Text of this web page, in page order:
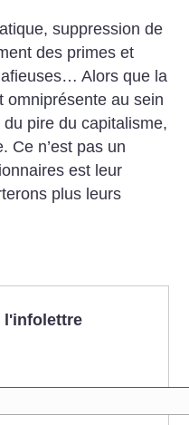
suppression de
des primes et
Alors que la
omniprésente au sein
pire du capitalisme,
Ce n’est pas un
est leur
plus leurs
l'infolettre